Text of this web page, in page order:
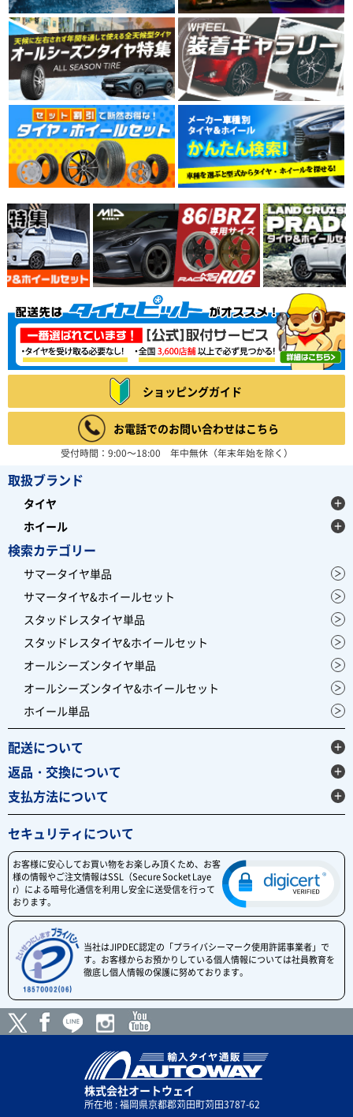
ショッピングガイド
お電話でのお問い合わせはこちら
受付時間：9:00～18:00 年中無休（年末年始を除く）
取扱ブランド
タイヤ
ホイール
検索カテゴリー
サマータイヤ単品
サマータイヤ&ホイールセット
スタッドレスタイヤ単品
スタッドレスタイヤ&ホイールセット
オールシーズンタイヤ単品
オールシーズンタイヤ&ホイールセット
ホイール単品
配送について
返品・交換について
支払方法について
セキュリティについて
お客様に安心してお買い物をお楽しみ頂くため、お客
様の情報やご注文情報はSSL（Secure Socket Laye
r）による暗号化通信を利用し安全に送受信を行って
おります。
当社はJIPDEC認定の「プライバシーマーク使用許諾事業者」で
す。お客様からお預かりしている個人情報については社員教育を
徹底し個人情報の保護に努めております。
株式会社オートウェイ
所在地 : 福岡県京都郡苅田町苅田3787-62